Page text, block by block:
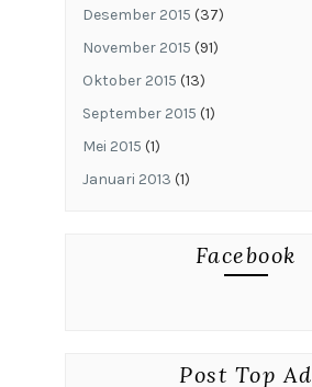
Desember 2015 (37)
November 2015 (91)
Oktober 2015 (13)
September 2015 (1)
Mei 2015 (1)
Januari 2013 (1)
Facebook
Post Top Ad